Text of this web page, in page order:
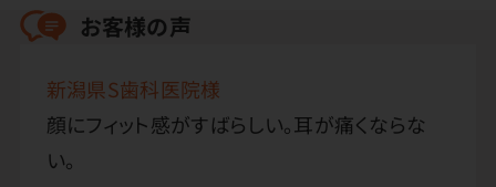
お客様の声
新潟県S歯科医院様
顔にフィット感がすばらしい。耳が痛くならな
い。